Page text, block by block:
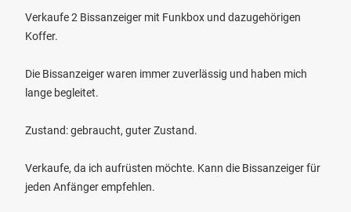
Verkaufe 2 Bissanzeiger mit Funkbox und dazugehörigen
Koffer.
Die Bissanzeiger waren immer zuverlässig und haben mich
lange begleitet.
Zustand: gebraucht, guter Zustand.
Verkaufe, da ich aufrüsten möchte. Kann die Bissanzeiger für
jeden Anfänger empfehlen.